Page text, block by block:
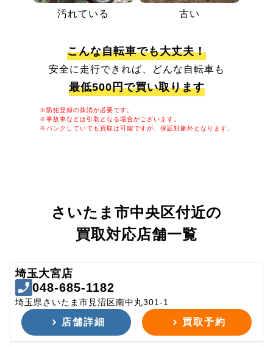
汚れている 古い
こんな自転車でも大丈夫！
安全に走行できれば、どんな自転車も
最低500円で買い取ります
※防犯登録の抹消が必要です。
※事故車などは引取となる場合がございます。
※パンクしていても買取は可能ですが、保証対象外となります。
さいたま市中央区付近の
買取対応店舗一覧
埼玉大宮店
048-685-1182
埼玉県さいたま市見沼区南中丸301-1
店舗詳細 買取予約